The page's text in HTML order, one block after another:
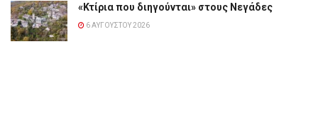
«Κτίρια που διηγούνται» στους Νεγάδες
6 ΑΥΓΟΎΣΤΟΥ 2026